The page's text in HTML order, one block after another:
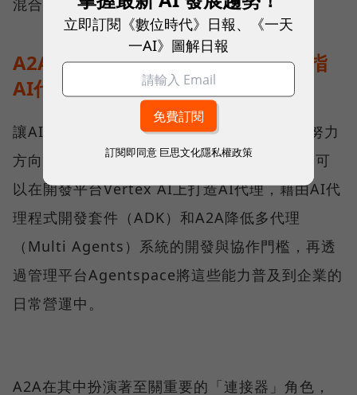
A2A作為核心拼圖之一，Google劍指
AI代理生態系
讓AI代理的運作更直覺，看起來是Google的努力
方向，從該公司目前的服務架構來看，使用者可
以在開發平台Vertex AI上打造AI代理，藉由AI代
理程式開發套件（ADK）和A2A降低多代理
（Multi Agents）系統的開發與協作門檻，再透
過管理平台Agentspace將這些能力普及到企業的
日常營運中。
A2A在其中扮演著至關重要的「連接器」角色，
立即訂閱《數位時代》日報、《一天
一AI》圖解日報
訂閱即同意 巨思文化隱私權政策